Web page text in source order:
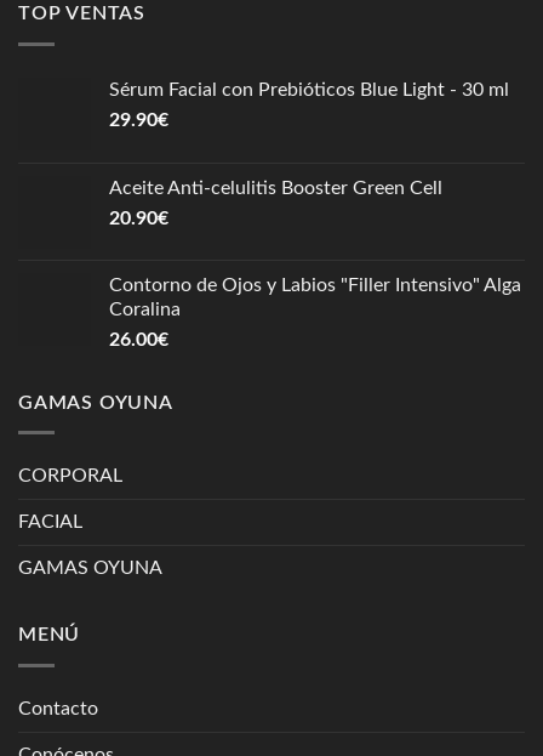
TOP VENTAS
Sérum Facial con Prebióticos Blue Light - 30 ml
29.90€
Aceite Anti-celulitis Booster Green Cell
20.90€
Contorno de Ojos y Labios "Filler Intensivo" Alga
Coralina
26.00€
GAMAS OYUNA
CORPORAL
FACIAL
GAMAS OYUNA
MENÚ
Contacto